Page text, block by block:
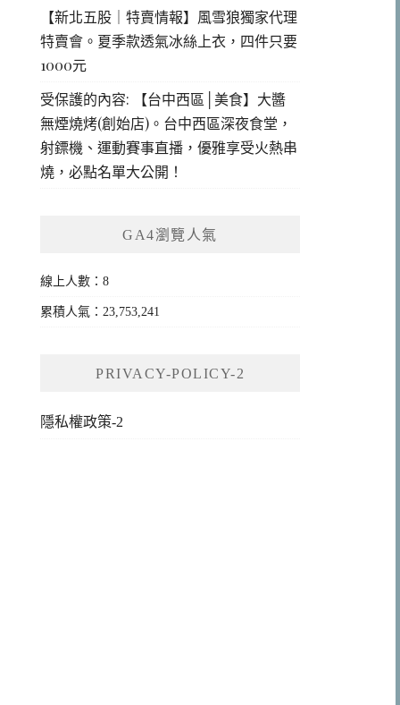
【新北五股｜特賣情報】風雪狼獨家代理
特賣會。夏季款透氣冰絲上衣，四件只要
1000元
受保護的內容: 【台中西區│美食】大醬
無煙燒烤(創始店)。台中西區深夜食堂，
射鏢機、運動賽事直播，優雅享受火熱串
燒，必點名單大公開！
GA4瀏覽人氣
線上人數：8
累積人氣：23,753,241
PRIVACY-POLICY-2
隱私權政策-2